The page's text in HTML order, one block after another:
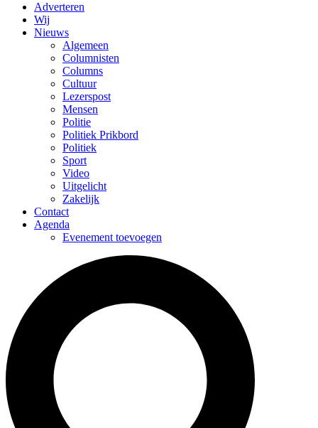
Adverteren
Wij
Nieuws
Algemeen
Columnisten
Columns
Cultuur
Lezerspost
Mensen
Politie
Politiek Prikbord
Politiek
Sport
Video
Uitgelicht
Zakelijk
Contact
Agenda
Evenement toevoegen